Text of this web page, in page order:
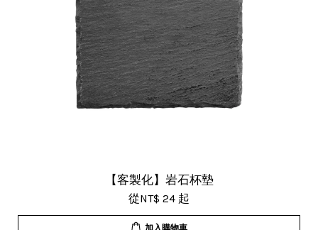
【客製化】岩石杯墊
從NT$ 24 起
加入購物車